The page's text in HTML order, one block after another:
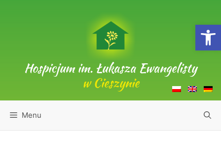
Hospicjum im. Łukasza Ewangelisty
w Cieszynie
Menu